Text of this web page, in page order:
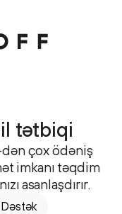
tətbiqi
çox ödəniş
imkanı təqdim
asanlaşdırır.